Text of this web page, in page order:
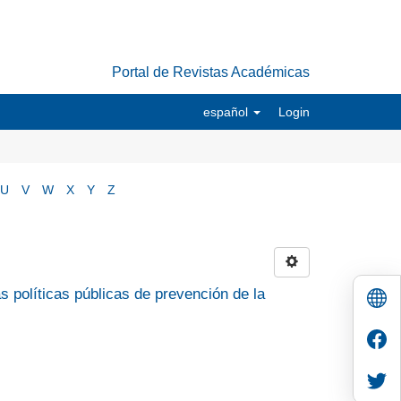
Portal de Revistas Académicas
español Login
U V W X Y Z
políticas públicas de prevención de la